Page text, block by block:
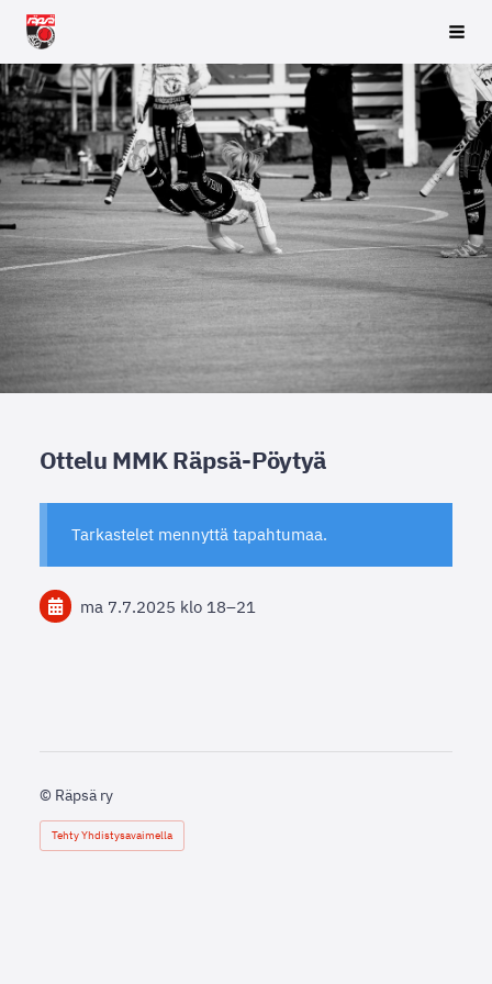
Siirry
sivun
sisältöön
Räpsä ry
Ottelu MMK Räpsä-Pöytyä
Tarkastelet mennyttä tapahtumaa.
ma 7.7.2025 klo 18–21
© Räpsä ry
Tehty Yhdistysavaimella